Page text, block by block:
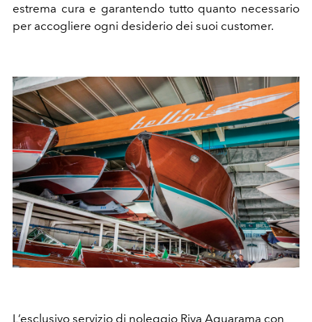
estrema cura e garantendo tutto quanto necessario
per accogliere ogni desiderio dei suoi customer.
L’esclusivo servizio di noleggio Riva Aquarama con